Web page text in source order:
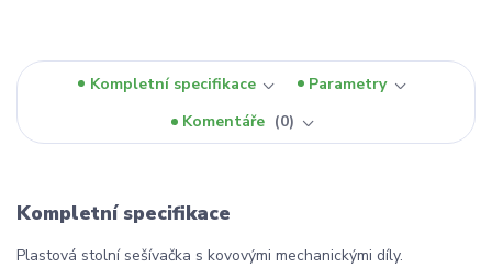
Kompletní specifikace
Parametry
Komentáře
0
Kompletní specifikace
Plastová stolní sešívačka s kovovými mechanickými díly.